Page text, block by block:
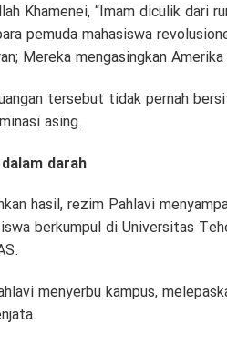
Khamenei, “Imam diculik dari
pemuda mahasiswa
Mereka mengasingkan Amerika
tersebut tidak pernah
asing.
darah
hasil, rezim Pahlavi
berkumpul di Universitas
menyerbu kampus,